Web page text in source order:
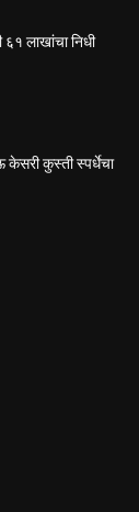
६१ लाखांचा निधी
केसरी कुस्ती स्पर्धेचा